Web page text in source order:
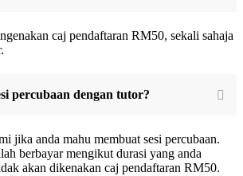
caj pendaftaran RM50, sekali sahaja
percubaan dengan tutor?
jika anda mahu membuat sesi percubaan.
berbayar mengikut durasi yang anda
akan dikenakan caj pendaftaran RM50.